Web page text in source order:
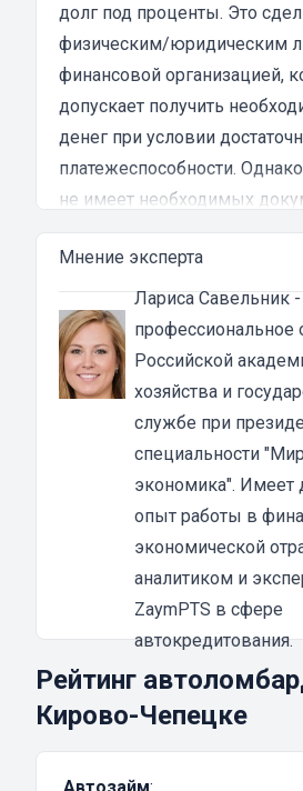
испытал в результате этого
долг под проценты. Это
физическим/юридическим
финансовой организацией,
допускает получить
денег при условии
платежеспособности.
не имеет необходимых
признать свою надежность,
кредит наличными, либо на
автомобиля. Этот способ
имеет ряд особенностей и
которые нужно учитывать
оформлением договора.
Денежные займы под залог
средства в Кирово-Чепецке
Все кредиты делятся по
включая специфику
погашения и общую сумму.
займе под ТС, то такой вид
чаще всего оформляется на
внушительную сумму и на
время. Это альтернатива
кредитам, которые из-за
истории, отсутствия справок
Мнение эксперта
Лариса Савельник-
профессиональное
Российской
хозяйства и
службе при
специальности
экономика". Имеет
опыт работы в
экономической
аналитиком и
ZaymPTS в сфере
автокредитования.
Рейтинг
Кирово-Чепецке